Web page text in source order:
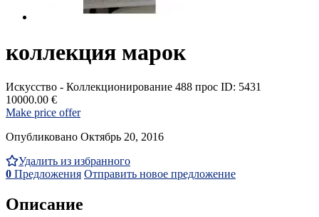
коллекция марок
Искусство - Коллекционирование 488 прос ID: 5431
10000.00 €
Make price offer
Опубликовано Октябрь 20, 2016
Удалить из избранного
0 Предложения Отправить новое предложение
Описание